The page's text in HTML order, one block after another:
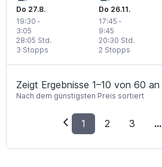
Do 27.8.
19:30 -
3:05
3 Stopps
28:05 Std.
Do 26.11.
17:45 -
9:45
2 Stopps
20:30 Std.
Zeigt Ergebnisse 1–10 von 60 an
Nach dem günstigsten Preis sortiert
1 2 3 ...